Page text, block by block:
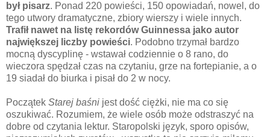
był pisarz. Ponad 220 powieści, 150 opowiadań, nowel, do
tego utwory dramatyczne, zbiory wierszy i wiele innych.
Trafił nawet na listę rekordów Guinnessa jako autor
największej liczby powieści. Podobno trzymał bardzo
mocną dyscyplinę - wstawał codziennie o 8 rano, do
wieczora spędzał czas na czytaniu, grze na fortepianie, a o
19 siadał do biurka i pisał do 2 w nocy.
Początek Starej baśni jest dość ciężki, nie ma co się
oszukiwać. Rozumiem, że wiele osób może odstraszyć na
dobre od czytania lektur. Staropolski język, sporo opisów,